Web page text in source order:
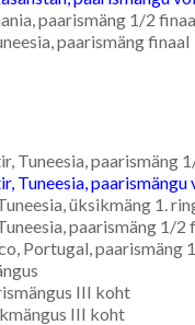
paarismäng 1/2
paarismäng finaal
Tuneesia, paarismäng
Tuneesia, paarismängu
üksikmäng 1.
paarismäng 1/2
Portugal, paarismäng
III koht​
III koht